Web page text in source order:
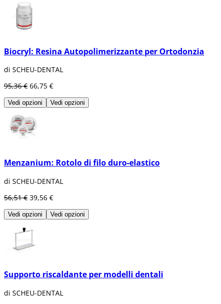
Biocryl: Resina Autopolimerizzante per Ortodonzia
di SCHEU-DENTAL
95,36 € 66,75 €
Vedi opzioni Vedi opzioni
Menzanium: Rotolo di filo duro-elastico
di SCHEU-DENTAL
56,51 € 39,56 €
Vedi opzioni Vedi opzioni
Supporto riscaldante per modelli dentali
di SCHEU-DENTAL